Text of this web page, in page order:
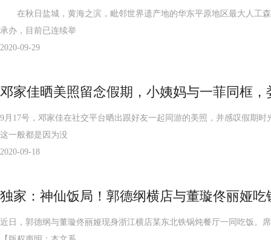
在秋日盐城，黄海之滨，毗邻世界遗产地的华东平原地区最大人工
承办，目前已连续举
2020-09-29
邓家佳晒美照留念假期，小姨妈与一菲同框
9月17号，邓家佳在社交平台晒出跟好友一起同游的美照，并感叹假期
这一般都是因为没
2020-09-18
独家：神仙饭局！郭德纲横店与董璇佟丽娅吃
近日，郭德纲与董璇佟丽娅现身浙江横店某东北铁锅炖餐厅一同吃饭。